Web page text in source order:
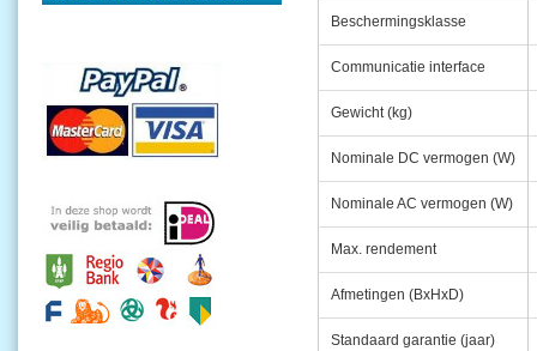
Beschermingsklasse
Communicatie interface
Gewicht (kg)
Nominale DC vermogen (W)
Nominale AC vermogen (W)
Max. rendement
Afmetingen (BxHxD)
Standaard garantie (jaar)